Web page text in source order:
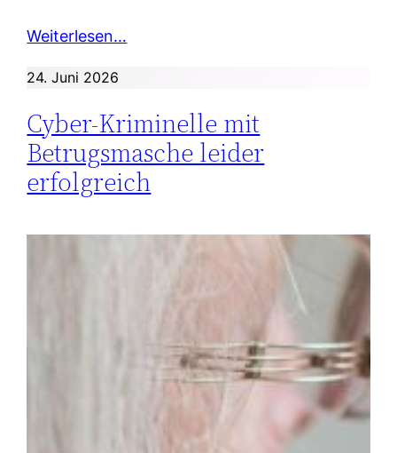
Weiterlesen…
24. Juni 2026
Cyber-Kriminelle mit
Betrugsmasche leider
erfolgreich